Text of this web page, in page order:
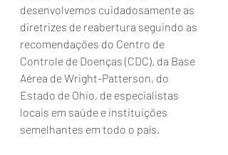
desenvolvemos cuidadosamente as
diretrizes de reabertura seguindo as
recomendações do Centro de
Controle de Doenças (CDC), da Base
Aérea de Wright-Patterson, do
Estado de Ohio, de especialistas
locais em saúde e instituições
semelhantes em todo o país.